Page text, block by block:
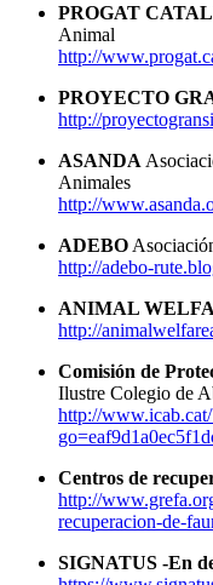
PROGAT
Animal
http://
PROYECTO
http://
ASANDA
Animales
http://
ADEBO
http://adebo-
ANIMAL
http://
Comisión de
Ilustre Colegio de
http://
Centros de
http://
recuperacion-de-
SIGNATUS -En